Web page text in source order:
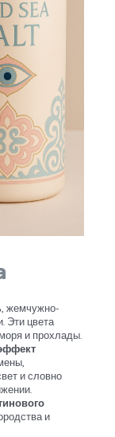
жемчужно-
Эти цвета
и прохлады.
и словно
и